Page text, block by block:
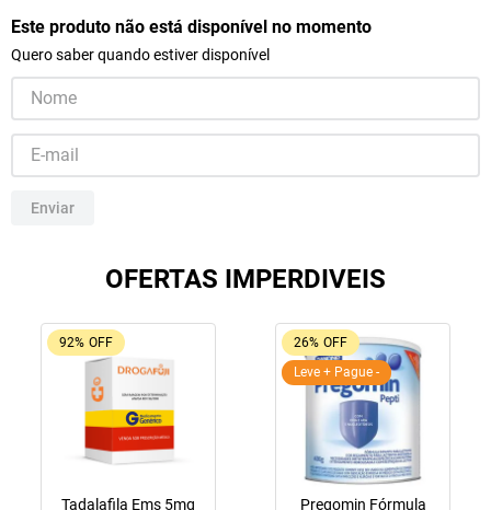
Este produto não está disponível no momento
Quero saber quando estiver disponível
Enviar
OFERTAS IMPERDIVEIS
92% OFF
Tadalafila Ems 5mg
26% OFF
Leve + Pague -
Pregomin Fórmula
8º
fraldas geriátricas
10º tadalafila